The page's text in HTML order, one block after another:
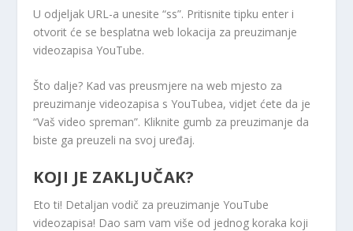
U odjeljak URL-a unesite “ss”. Pritisnite tipku enter i
otvorit će se besplatna web lokacija za preuzimanje
videozapisa YouTube.
Što dalje? Kad vas preusmjere na web mjesto za
preuzimanje videozapisa s YouTubea, vidjet ćete da je
“Vaš video spreman”. Kliknite gumb za preuzimanje da
biste ga preuzeli na svoj uređaj.
KOJI JE ZAKLJUČAK?
Eto ti! Detaljan vodič za preuzimanje YouTube
videozapisa! Dao sam vam više od jednog koraka koji